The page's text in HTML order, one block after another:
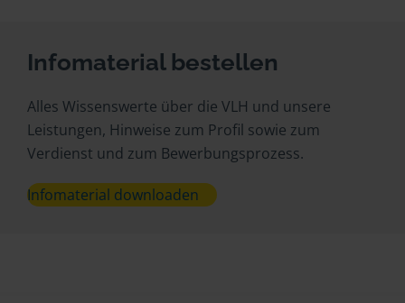
Infomaterial bestellen
Alles Wissenswerte über die VLH und unsere
Leistungen, Hinweise zum Profil sowie zum
Verdienst und zum Bewerbungsprozess.
Infomaterial downloaden